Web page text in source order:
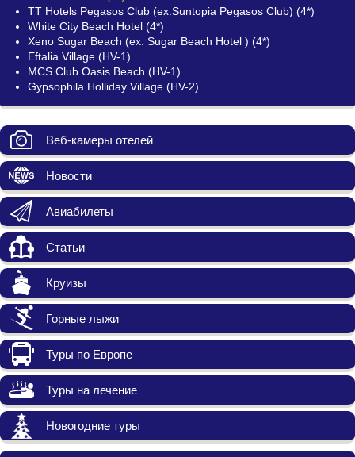
TT Hotels Pegasos Club (ex.Suntopia Pegasos Club) (4*)
White City Beach Hotel (4*)
Xeno Sugar Beach (ех. Sugar Beach Hotel ) (4*)
Eftalia Village (HV-1)
MCS Club Oasis Beach (HV-1)
Gypsophila Holliday Village (HV-2)
Веб-камеры отелей
Новости
Авиабилеты
Статьи
Круизы
Горные лыжи
Туры по Европе
Туры на лечение
Новогодние туры